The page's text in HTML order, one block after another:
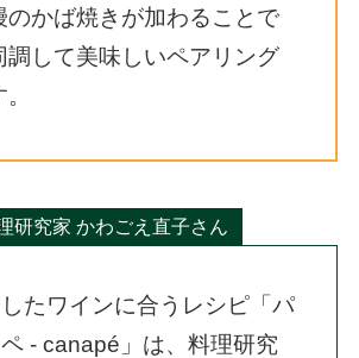
のかば焼きが加わることで
調して美味しいペアリング
研究家 かわごえ直子さん
たワインに合うレシピ「パ
- canapé」は、料理研究